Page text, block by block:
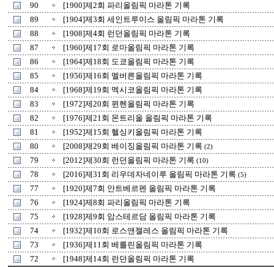
90
[1900]제2회 파리올림픽 마라톤 기록
89
[1904]제3회 세인트루이스 올림픽 마라톤 기록
88
[1908]제4회 런던올림픽 마라톤 기록
87
[1960]제17회 로마올림픽 마라톤 기록
86
[1964]제18회 도쿄올림픽 마라톤 기록
85
[1956]제16회 멜버른올림픽 마라톤 기록
84
[1968]제19회 멕시코올림픽 마라톤 기록
83
[1972]제20회 뮌헨올림픽 마라톤 기록
82
[1976]제21회 몬트리올 올림픽 마라톤 기록
81
[1952]제15회 헬싱키올림픽 마라톤 기록
80
[2008]제29회 베이징올림픽 마라톤 기록 (2)
79 [2012]제30회 런던올림픽 마라톤 기록 (10)
78 [2016]제31회 리우데자네이루 올림픽 마라톤 기록 (5)
77
[1920]제7회 안트베르펜 올림픽 마라톤 기록
76
[1924]제8회 파리올림픽 마라톤 기록
75
[1928]제9회 암스테르담 올림픽 마라톤 기록
74
[1932]제10회 로스앤젤레스 올림픽 마라톤 기록
73
[1936]제11회 베를린올림픽 마라톤 기록
72
[1948]제14회 런던올림픽 마라톤 기록